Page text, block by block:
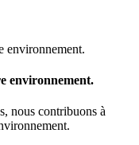
environnement.
nous contribuons à